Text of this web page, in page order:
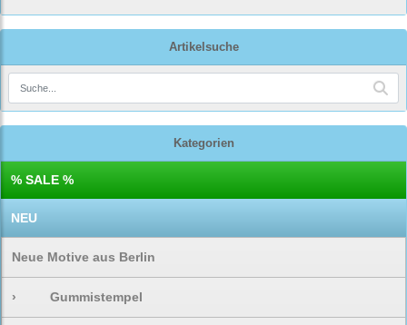
Artikelsuche
Kategorien
% SALE %
NEU
Neue Motive aus Berlin
› Gummistempel